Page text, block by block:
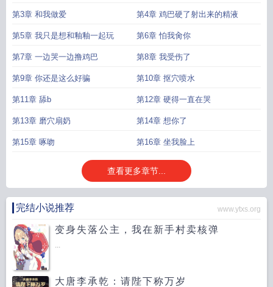
第3章 和我做爱 第4章 鸡巴硬了射出来的精液
第5章 我只是想和釉釉一起玩 第6章 怕我肏你
第7章 一边哭一边撸鸡巴 第8章 我受伤了
第9章 你还是这么好骗 第10章 抠穴喷水
第11章 舔b 第12章 硬得一直在哭
第13章 磨穴扇奶 第14章 想你了
第15章 啄吻 第16章 坐我脸上
查看更多章节...
完结小说推荐 www.ytxs.org
变身失落公主，我在新手村卖核弹
...
大唐李承乾：请陛下称万岁